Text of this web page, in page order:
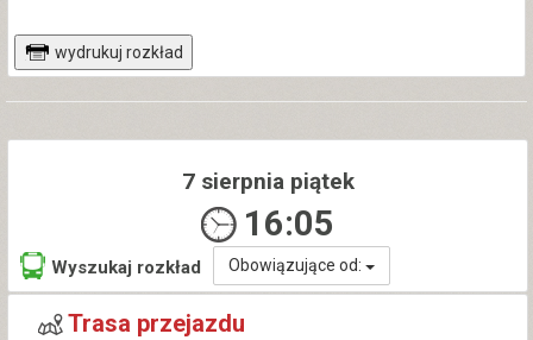
wydrukuj rozkład
7 sierpnia piątek
16:05
Wyszukaj rozkład Obowiązujące od:
Trasa przejazdu